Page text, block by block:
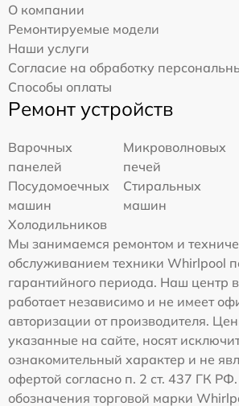
О компании
Ремонтируемые модели
Наши услуги
Согласие на обработку
Способы оплаты
Ремонт устройств
Варочных
панелей
Микроволновых
печей
Посудомоечных
машин
Стиральных
машин
Холодильников
Мы занимаемся ремонтом и
обслуживанием техники Whirlpool
гарантийного периода. Наш центр
работает независимо и не имеет
авторизации от производителя.
указанные на сайте, носят
ознакомительный характер и не
офертой согласно п. 2 ст. 437 ГК
обозначения торговой марки